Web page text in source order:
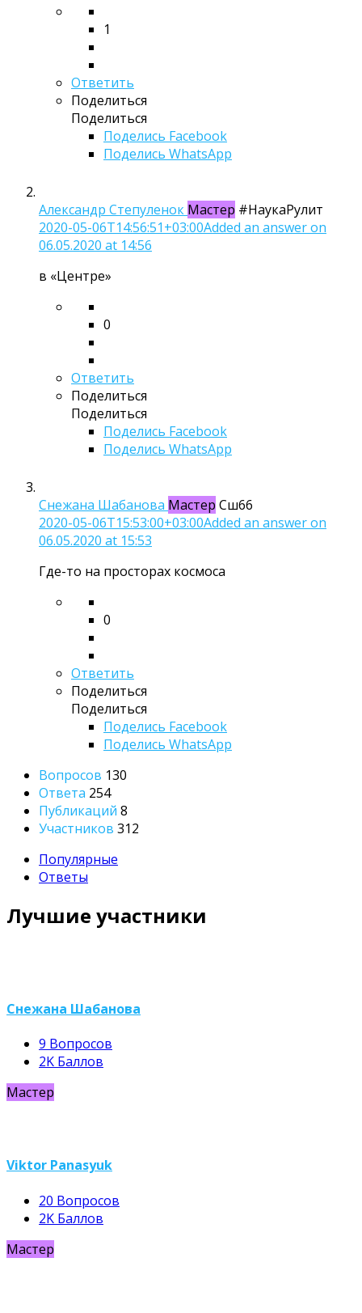
1
Ответить
Поделиться
Поделиться
Поделись Facebook
Поделись WhatsApp
Александр Степуленок Мастер #НаукаРулит
2020-05-06T14:56:51+03:00Added an answer on
06.05.2020 at 14:56
в «Центре»
0
Ответить
Поделиться
Поделиться
Поделись Facebook
Поделись WhatsApp
Снежана Шабанова Мастер Сш66
2020-05-06T15:53:00+03:00Added an answer on
06.05.2020 at 15:53
Где-то на просторах космоса
0
Ответить
Поделиться
Поделиться
Поделись Facebook
Поделись WhatsApp
Sidebar
Статистика
Вопросов 130
Ответа 254
Публикаций 8
Участников 312
Популярные
Ответы
Лучшие участники
Снежана Шабанова
9 Вопросов
2K Баллов
Мастер
Viktor Panasyuk
20 Вопросов
2K Баллов
Мастер